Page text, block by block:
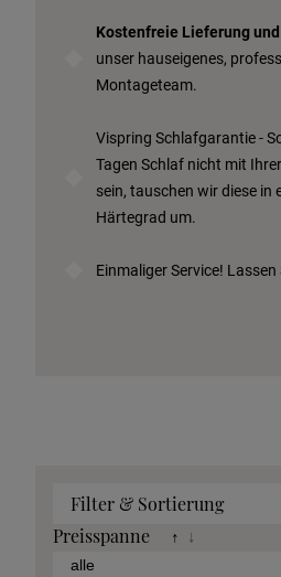
Kostenfreie Lieferung
unser hauseigenes,
Montageteam.
Vispring Schlafgarantie -
Tagen Schlaf nicht mit
sein, tauschen wir diese in
Härtegrad um.
Einmaliger Service!
Filter & Sortierung
Preisspanne
↑ ↓